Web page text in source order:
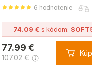
6 hodnotenie
74.09 €s kódom:
77.99 €
107.02 €